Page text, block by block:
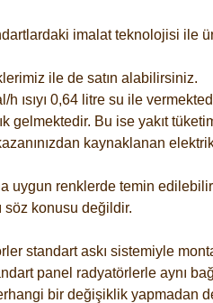
imalat teknolojisi ile
ile de satın alabilirsiniz.
ısıyı 0,64 litre su ile
gelmektedir. Bu ise yakıt
kaynaklanan
uygun renklerde temin
söz konusu değildir.
standart askı sistemiyle
panel radyatörlerle aynı
bir değişiklik yapmadan